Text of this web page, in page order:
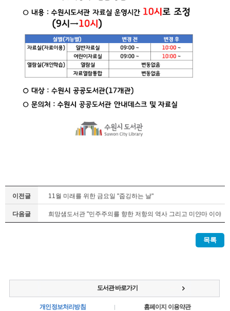
이전글 11월 미래를 위한 금요일 "줍깅하는 날"
다음글 희망샘도서관 "민주주의를 향한 저항의 역사 그리고 미얀마 이야
목록
개인정보처리방침 홈페이지 이용약관
도서관 바로가기